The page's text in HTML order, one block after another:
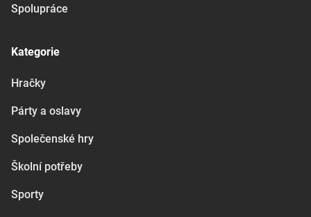
Spolupráce
Kategorie
Hračky
Párty a oslavy
Společenské hry
Školní potřeby
Sporty